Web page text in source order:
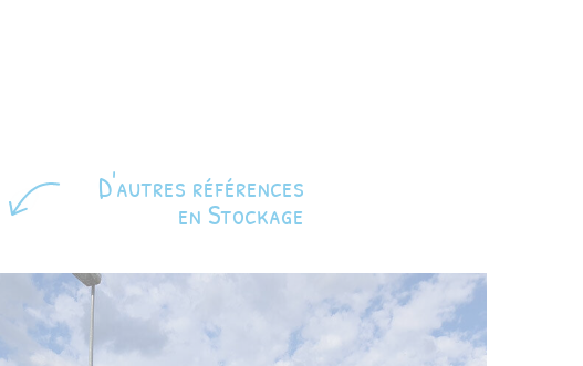
D'autres références
en Stockage